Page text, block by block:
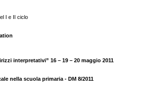
I e II ciclo
interpretativi” 16 – 19 – 20 maggio 2011
nella scuola primaria - DM 8/2011